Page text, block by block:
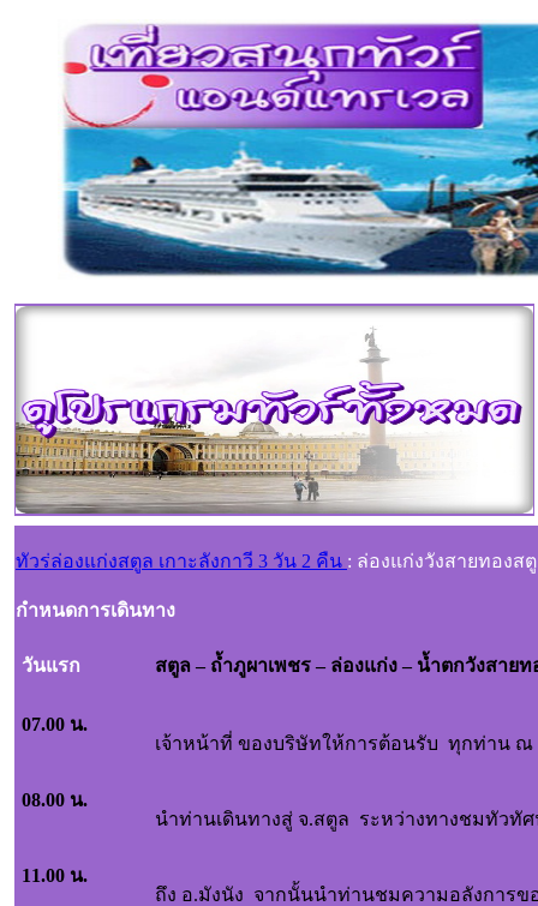
ทัวร่ล่องแก่งสตูล เกาะลังกาวี 3 วัน 2 คืน : ล่องแก่งวังสายทอง
กำหนดการเดินทาง
วันแรก สตูล – ถ้ำภูผาเพชร – ล่องแก่ง – น้ำตกวัง
07.00 น.
เจ้าหน้าที่ ของบริษัทให้การต้อนรับ ทุกท่าน
08.00 น.
นำท่านเดินทางสู่ จ.สตูล ระหว่างทางชมทัวทั
11.00 น.
ถึง อ.มังนัง จากนั้นนำท่านชมความอลังการข